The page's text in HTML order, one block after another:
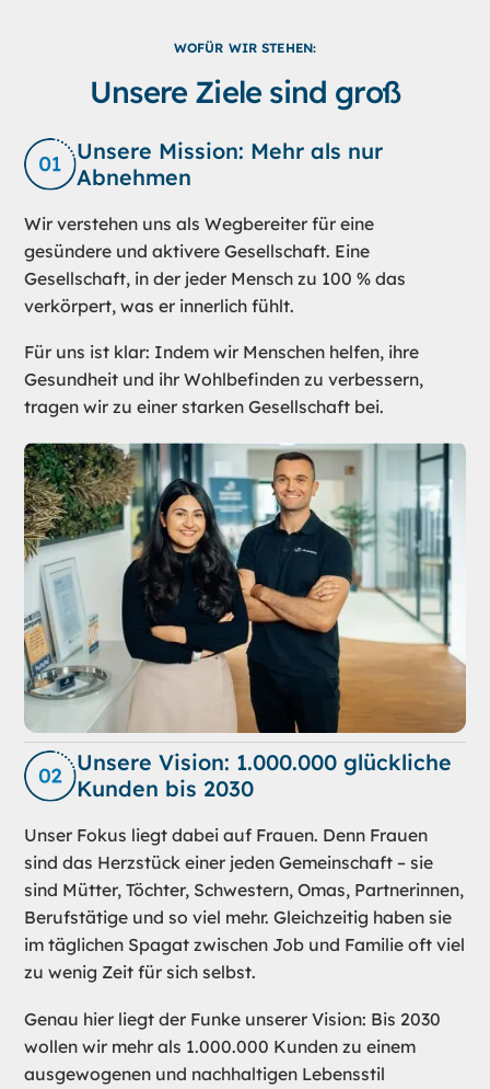
WOFÜR WIR STEHEN:
Unsere Ziele sind groß
Unsere Mission: Mehr als nur
Abnehmen
Wir verstehen uns als Wegbereiter für eine
gesündere und aktivere Gesellschaft. Eine
Gesellschaft, in der jeder Mensch zu 100 % das
verkörpert, was er innerlich fühlt.
Für uns ist klar: Indem wir Menschen helfen, ihre
Gesundheit und ihr Wohlbefinden zu verbessern,
tragen wir zu einer starken Gesellschaft bei.
Unsere Vision: 1.000.000 glückliche
Kunden bis 2030
Unser Fokus liegt dabei auf Frauen. Denn Frauen
sind das Herzstück einer jeden Gemeinschaft – sie
sind Mütter, Töchter, Schwestern, Omas, Partnerinnen,
Berufstätige und so viel mehr. Gleichzeitig haben sie
im täglichen Spagat zwischen Job und Familie oft viel
zu wenig Zeit für sich selbst.
Genau hier liegt der Funke unserer Vision: Bis 2030
wollen wir mehr als 1.000.000 Kunden zu einem
ausgewogenen und nachhaltigen Lebensstil